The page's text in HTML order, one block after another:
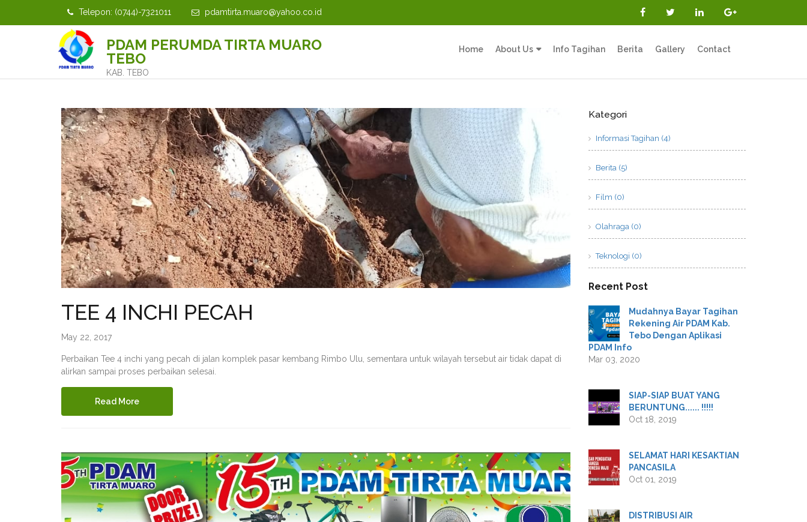
Telepon: (0744)-7321011 pdamtirta.muaro@yahoo.co.id
PDAM PERUMDA TIRTA MUARO
TEBO
KAB. TEBO
Home About Us Info Tagihan Berita Gallery Contact
TEE 4 INCHI PECAH
May 22, 2017
Perbaikan Tee 4 inchi yang pecah di jalan komplek pasar kembang Rimbo Ulu, sementara untuk wilayah tersebut air tidak dapat di
alirkan sampai proses perbaikan selesai.
Read More
Kategori
Informasi Tagihan (4)
Berita (5)
Film (0)
Olahraga (0)
Teknologi (0)
Recent Post
Mudahnya Bayar Tagihan
Rekening Air PDAM Kab.
Tebo Dengan Aplikasi
PDAM Info
Mar 03, 2020
SIAP-SIAP BUAT YANG
BERUNTUNG...... !!!!!
Oct 18, 2019
SELAMAT HARI KESAKTIAN
PANCASILA
Oct 01, 2019
DISTRIBUSI AIR